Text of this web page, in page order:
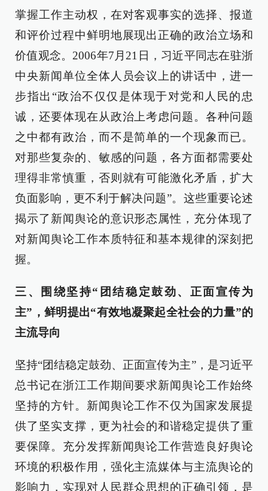
掌握工作主动权，在对客观事实的选择、报道
和评价过程中鲜明地展现出正确的政治立场和
价值观念。2006年7月21日，习近平同志在驻浙
中央新闻单位全体人员会议上的讲话中，进一
步指出“政治不仅仅是体现于对党和人民的忠
诚，还要体现在从政治上考虑问题。各种问题
之中都有政治，而不是简单的一个现象而已。
对那些复杂的、敏感的问题，各方面都需要处
理得非常慎重，否则就有可能激化矛盾，扩大
负面影响，更不利于解决问题”。这些重要论述
揭示了新闻舆论的意识形态属性，充分体现了
对新闻舆论工作本质特征和基本规律的深刻把
握。
三、围绕坚持“团结稳定鼓劲、正面宣传为
主”，鲜明提出“有效地凝聚起全社会的力量”的
主流导向
坚持“团结稳定鼓劲、正面宣传为主”，是习近平
总书记在浙江工作期间要求新闻舆论工作始终
坚持的方针。新闻舆论工作不仅为国家发展提
供了坚实支撑，更为社会的和谐稳定提供了重
要保障。充分发挥新闻舆论工作营造良好舆论
环境的积极作用，强化主流媒体与主流舆论的
影响力，实现对人民群众思想的正确引领，是